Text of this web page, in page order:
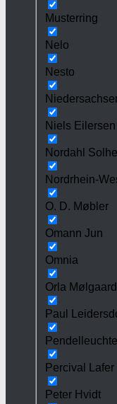
Musterring
Nelo
Nesto
Niels Eilersen
Nordahl
Nordrhein-
O. D. Møbler
Omann Jun
Omnia
Orla
Paul
Percival Lafer
Peter Hvidt